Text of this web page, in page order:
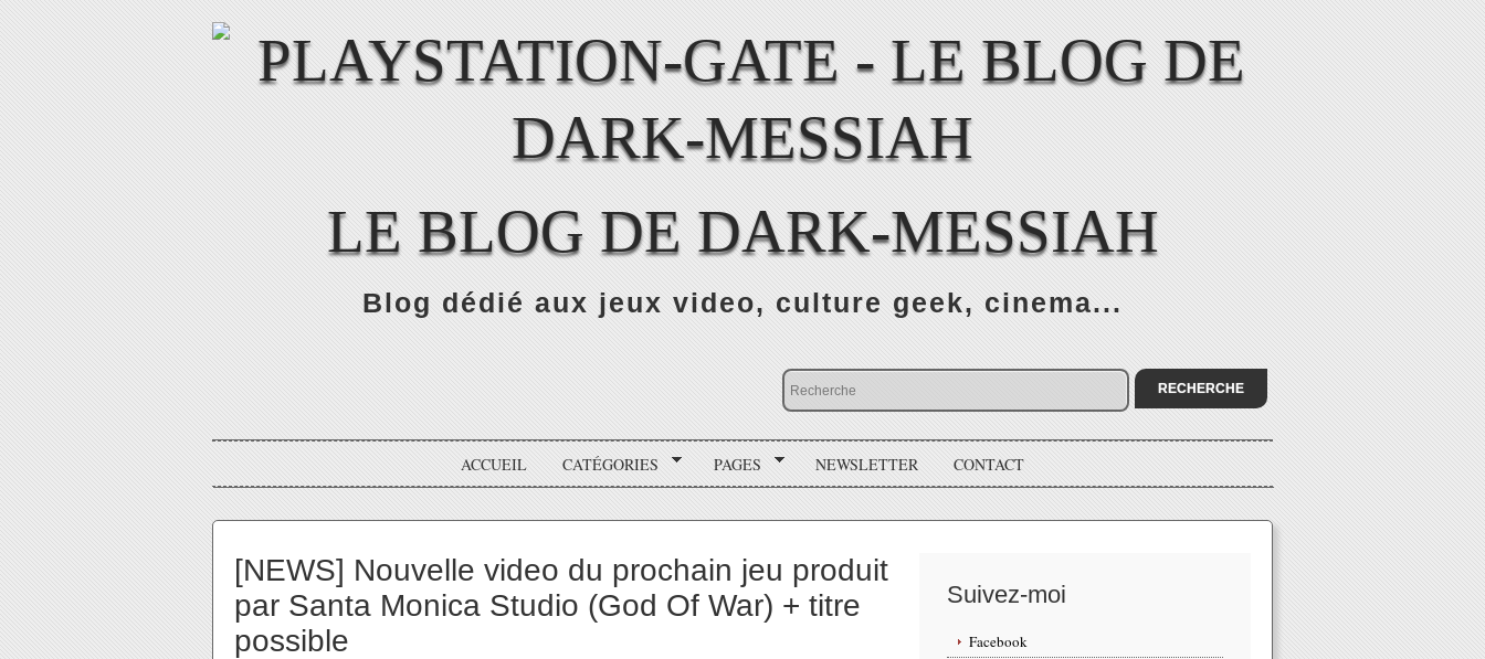
LE BLOG DE DARK-MESSIAH
Blog dédié aux jeux video, culture geek, cinema...
ACCUEIL CATÉGORIES PAGES NEWSLETTER CONTACT
[NEWS] Nouvelle video du prochain jeu produit
par Santa Monica Studio (God Of War) + titre
possible
Suivez-moi
Facebook